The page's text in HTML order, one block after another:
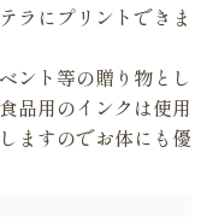
ラにプリントできま
ント等の贈り物とし
品用のインクは使用
ますのでお体にも優